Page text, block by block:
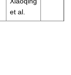
et al.